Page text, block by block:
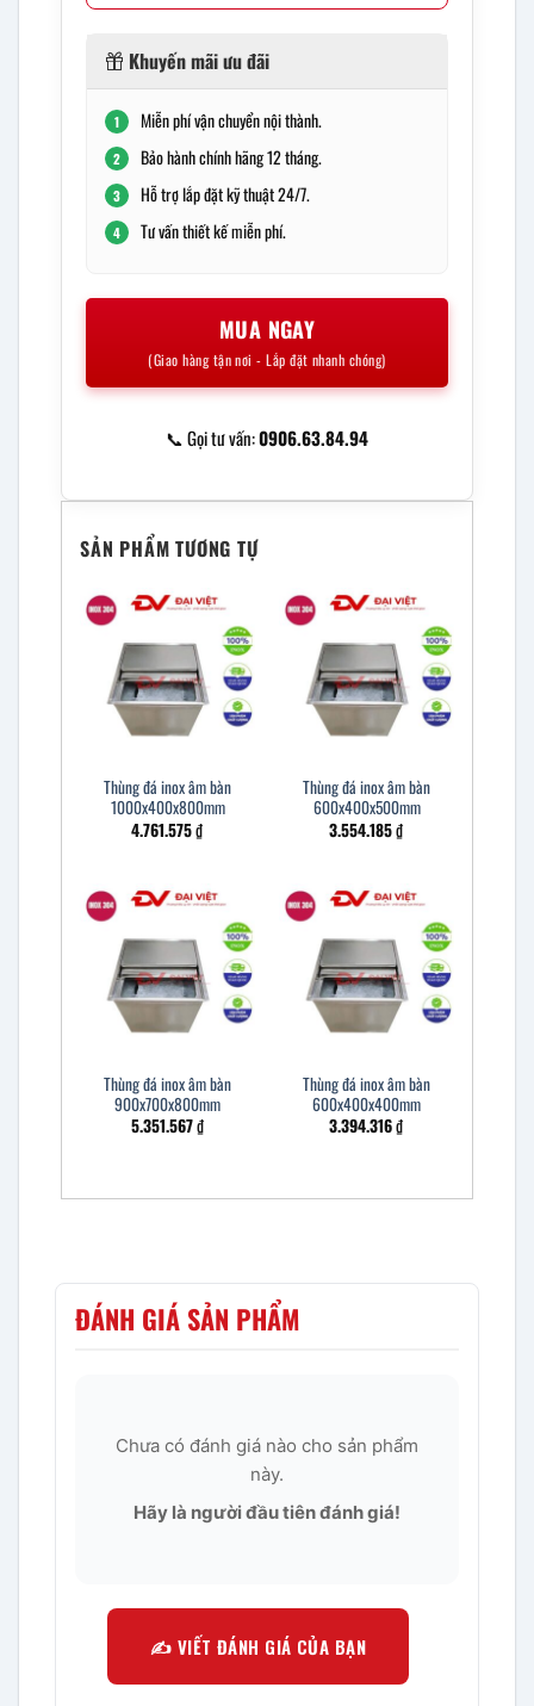
Khuyến mãi ưu đãi
1 Miễn phí vận chuyển nội thành.
2 Bảo hành chính hãng 12 tháng.
3 Hỗ trợ lắp đặt kỹ thuật 24/7.
4 Tư vấn thiết kế miễn phí.
MUA NGAY
(Giao hàng tận nơi - Lắp đặt nhanh chóng)
📞 Gọi tư vấn:0906.63.84.94
SẢN PHẨM TƯƠNG TỰ
Thùng đá inox âm bàn
1000x400x800mm
4.761.575₫
Thùng đá inox âm bàn
600x400x500mm
3.554.185₫
Thùng đá inox âm bàn
900x700x800mm
5.351.567₫
Thùng đá inox âm bàn
600x400x400mm
3.394.316₫
ĐÁNH GIÁ SẢN PHẨM
Chưa có đánh giá nào cho sản phẩm
này.
Hãy là người đầu tiên đánh giá!
✍️ VIẾT ĐÁNH GIÁ CỦA BẠN